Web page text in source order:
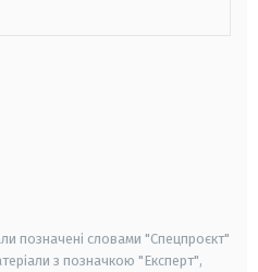
позначені словами "Спецпроєкт"
з позначкою "Експерт",